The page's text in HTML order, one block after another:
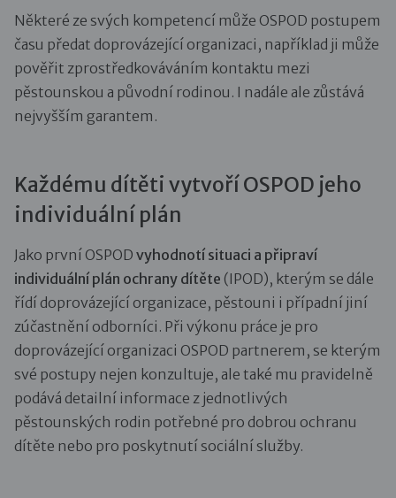
Některé ze svých kompetencí může OSPOD postupem
času předat doprovázející organizaci, například ji může
pověřit zprostředkováváním kontaktu mezi
pěstounskou a původní rodinou. I nadále ale zůstává
nejvyšším garantem.
Každému dítěti vytvoří OSPOD jeho
individuální plán
Jako první OSPOD vyhodnotí situaci a připraví
individuální plán ochrany dítěte (IPOD), kterým se dále
řídí doprovázející organizace, pěstouni i případní jiní
zúčastnění odborníci. Při výkonu práce je pro
doprovázející organizaci OSPOD partnerem, se kterým
své postupy nejen konzultuje, ale také mu pravidelně
podává detailní informace z jednotlivých
pěstounských rodin potřebné pro dobrou ochranu
dítěte nebo pro poskytnutí sociální služby.